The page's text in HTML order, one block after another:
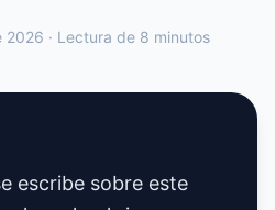
· Lectura de 8 minutos
escribe sobre este